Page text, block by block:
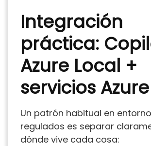
Integración
práctica:
Azure Local +
servicios Azure
Un patrón habitual en
regulados es separar
dónde vive cada cosa: